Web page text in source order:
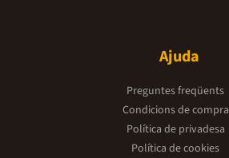
Ajuda
Preguntes freqüents
Condicions de compra
Política de privadesa
Política de cookies